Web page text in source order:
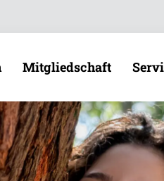
Über uns
Zahlen
Mitgliedschaft
Beiträge